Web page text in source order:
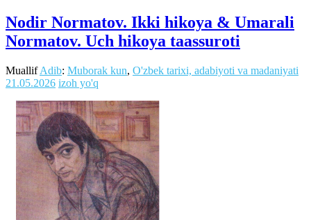
Nodir Normatov. Ikki hikoya & Umarali
Normatov. Uch hikoya taassuroti
MuallifAdib: Muborak kun, O'zbek tarixi, adabiyoti va madaniyati
21.05.2026 izoh yo'q